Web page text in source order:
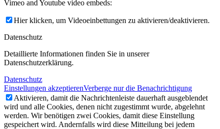
Vimeo and Youtube video embeds:
Hier klicken, um Videoeinbettungen zu aktivieren/deaktivieren.
Datenschutz
Detaillierte Informationen finden Sie in unserer
Datenschutzerklärung.
Datenschutz
Einstellungen akzeptierenVerberge nur die Benachrichtigung
Aktivieren, damit die Nachrichtenleiste dauerhaft ausgeblendet
wird und alle Cookies, denen nicht zugestimmt wurde, abgelehnt
werden. Wir benötigen zwei Cookies, damit diese Einstellung
gespeichert wird. Andernfalls wird diese Mitteilung bei jedem